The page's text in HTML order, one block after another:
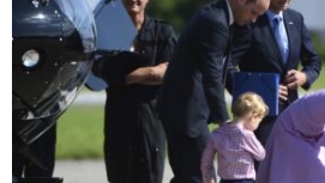
ги
„сокри“
градите,
па
го
покажа